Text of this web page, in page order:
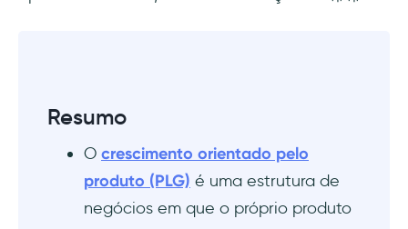
Resumo
O crescimento orientado pelo
produto (PLG) é uma estrutura de
negócios em que o próprio produto